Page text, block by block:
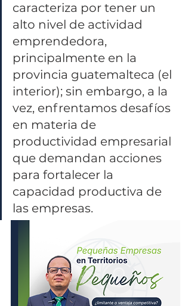
caracteriza por tener un
alto nivel de actividad
emprendedora,
principalmente en la
provincia guatemalteca (el
interior); sin embargo, a la
vez, enfrentamos desafíos
en materia de
productividad empresarial
que demandan acciones
para fortalecer la
capacidad productiva de
las empresas.